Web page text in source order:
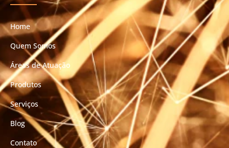
Home
Quem Somos
Áreas de Atuação
Produtos
Serviços
Blog
Contato